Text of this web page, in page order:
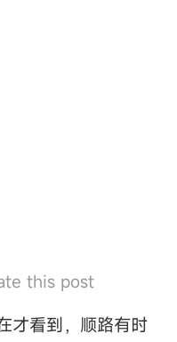
this post
才看到，顺路有时